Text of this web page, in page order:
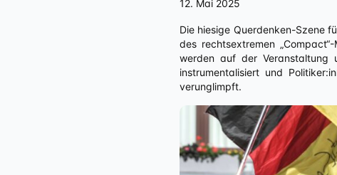
12. Mai 2025
Die hiesige Querdenken-Szene führt eine Montagsmahnwache in der Dessauer Innenstadt durch. Dabei sind prominent Fahnen
des rechtsextremen
werden auf der Veranstaltung
instrumentalisiert und
verunglimpft.